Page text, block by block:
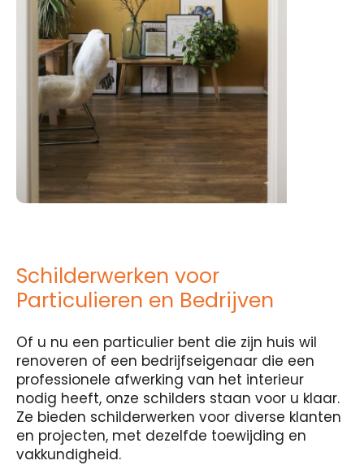
Schilderwerken voor
Particulieren en Bedrijven
Of u nu een particulier bent die zijn huis wil
renoveren of een bedrijfseigenaar die een
professionele afwerking van het interieur
nodig heeft, onze schilders staan voor u klaar.
Ze bieden schilderwerken voor diverse klanten
en projecten, met dezelfde toewijding en
vakkundigheid.